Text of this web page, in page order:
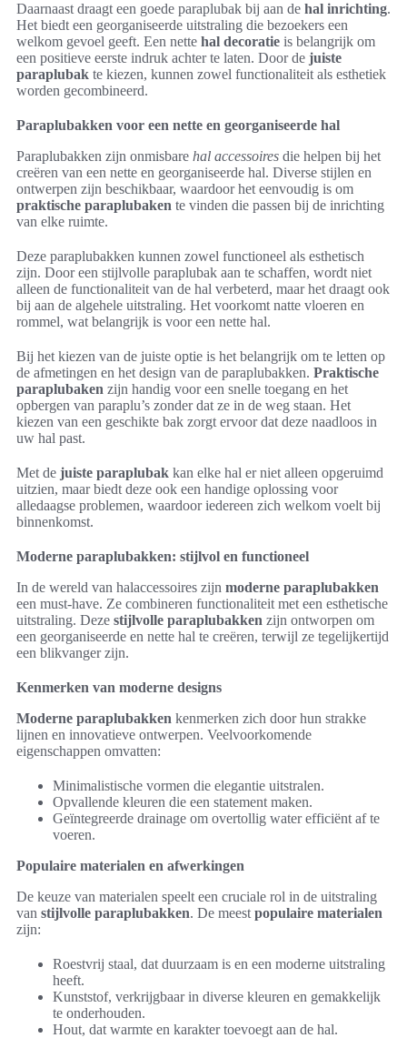
Daarnaast draagt een goede paraplubak bij aan de hal inrichting.
Het biedt een georganiseerde uitstraling die bezoekers een
welkom gevoel geeft. Een nette hal decoratie is belangrijk om
een positieve eerste indruk achter te laten. Door de juiste
paraplubak te kiezen, kunnen zowel functionaliteit als esthetiek
worden gecombineerd.
Paraplubakken voor een nette en georganiseerde hal
Paraplubakken zijn onmisbare hal accessoires die helpen bij het
creëren van een nette en georganiseerde hal. Diverse stijlen en
ontwerpen zijn beschikbaar, waardoor het eenvoudig is om
praktische paraplubaken te vinden die passen bij de inrichting
van elke ruimte.
Deze paraplubakken kunnen zowel functioneel als esthetisch
zijn. Door een stijlvolle paraplubak aan te schaffen, wordt niet
alleen de functionaliteit van de hal verbeterd, maar het draagt ook
bij aan de algehele uitstraling. Het voorkomt natte vloeren en
rommel, wat belangrijk is voor een nette hal.
Bij het kiezen van de juiste optie is het belangrijk om te letten op
de afmetingen en het design van de paraplubakken. Praktische
paraplubaken zijn handig voor een snelle toegang en het
opbergen van paraplu’s zonder dat ze in de weg staan. Het
kiezen van een geschikte bak zorgt ervoor dat deze naadloos in
uw hal past.
Met de juiste paraplubak kan elke hal er niet alleen opgeruimd
uitzien, maar biedt deze ook een handige oplossing voor
alledaagse problemen, waardoor iedereen zich welkom voelt bij
binnenkomst.
Moderne paraplubakken: stijlvol en functioneel
In de wereld van halaccessoires zijn moderne paraplubakken
een must-have. Ze combineren functionaliteit met een esthetische
uitstraling. Deze stijlvolle paraplubakken zijn ontworpen om
een georganiseerde en nette hal te creëren, terwijl ze tegelijkertijd
een blikvanger zijn.
Kenmerken van moderne designs
Moderne paraplubakken kenmerken zich door hun strakke
lijnen en innovatieve ontwerpen. Veelvoorkomende
eigenschappen omvatten:
Minimalistische vormen die elegantie uitstralen.
Opvallende kleuren die een statement maken.
Geïntegreerde drainage om overtollig water efficiënt af te
voeren.
Populaire materialen en afwerkingen
De keuze van materialen speelt een cruciale rol in de uitstraling
van stijlvolle paraplubakken. De meest populaire materialen
zijn:
Roestvrij staal, dat duurzaam is en een moderne uitstraling
heeft.
Kunststof, verkrijgbaar in diverse kleuren en gemakkelijk
te onderhouden.
Hout, dat warmte en karakter toevoegt aan de hal.